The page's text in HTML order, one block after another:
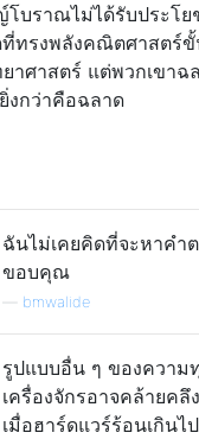
บราณไม่ได้รับประโย
ที่ทรงพลังคณิตศาสตร์ขั้
าศาสตร์ แต่พวกเขาฉ
งกว่าคือฉลาด
ฉันไม่เคยคิดที่จะหาคำ
ขอบคุณ
bmwalide
รูปแบบอื่น ๆ ของความ
เครื่องจักรอาจคล้ายคลึ
เมื่อฮาร์ดแวร์ร้อนเกิน